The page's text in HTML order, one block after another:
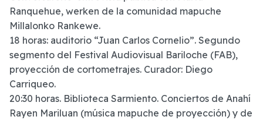
Ranquehue, werken de la comunidad mapuche
Millalonko Rankewe.
18 horas: auditorio “Juan Carlos Cornelio”. Segundo
segmento del Festival Audiovisual Bariloche (FAB),
proyección de cortometrajes. Curador: Diego
Carriqueo.
20:30 horas. Biblioteca Sarmiento. Conciertos de Anahí
Rayen Mariluan (música mapuche de proyección) y de